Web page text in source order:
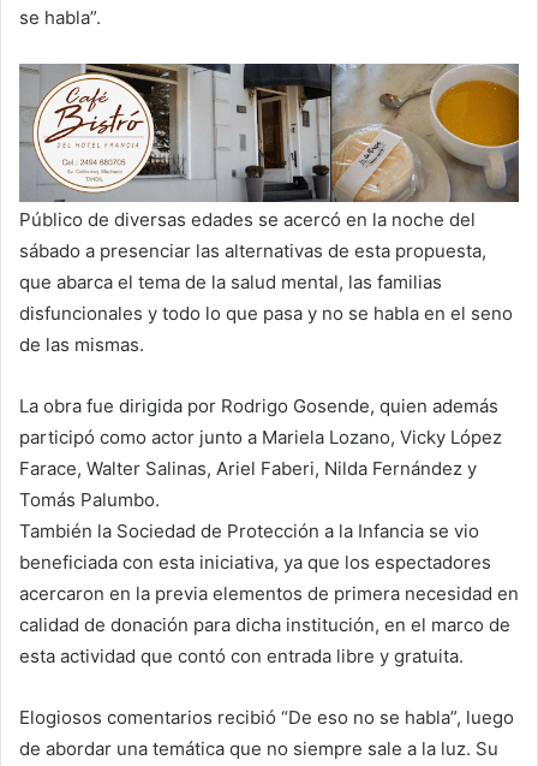
se habla”.
Público de diversas edades se acercó en la noche del
sábado a presenciar las alternativas de esta propuesta,
que abarca el tema de la salud mental, las familias
disfuncionales y todo lo que pasa y no se habla en el seno
de las mismas.
La obra fue dirigida por Rodrigo Gosende, quien además
participó como actor junto a Mariela Lozano, Vicky López
Farace, Walter Salinas, Ariel Faberi, Nilda Fernández y
Tomás Palumbo.
También la Sociedad de Protección a la Infancia se vio
beneficiada con esta iniciativa, ya que los espectadores
acercaron en la previa elementos de primera necesidad en
calidad de donación para dicha institución, en el marco de
esta actividad que contó con entrada libre y gratuita.
Elogiosos comentarios recibió “De eso no se habla”, luego
de abordar una temática que no siempre sale a la luz. Su